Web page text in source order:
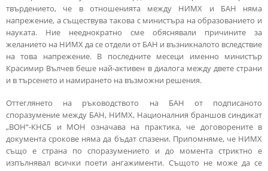
твърдението, че в отношенията между НИМХ и БАН няма
напрежение, а съществува такова с министъра на образованието и
науката. Ние нееднократно сме обяснявали причините за
желанието на НИМХ да се отдели от БАН и възникналото вследствие
на това напрежение. В последните месеци именно министър
Красимир Вълчев беше най-активен в диалога между двете страни
и в търсенето и намирането на възможни решения.
Оттеглянето на ръководството на БАН от подписаното
споразумение между БАН, НИМХ, Националния браншов синдикат
„ВОН“-КНСБ и МОН означава на практика, че договорените в
документа срокове няма да бъдат спазени. Припомняме, че НИМХ
също е страна по споразумението и до момента стриктно е
изпълнявал всички поети ангажименти. Същото не може да се